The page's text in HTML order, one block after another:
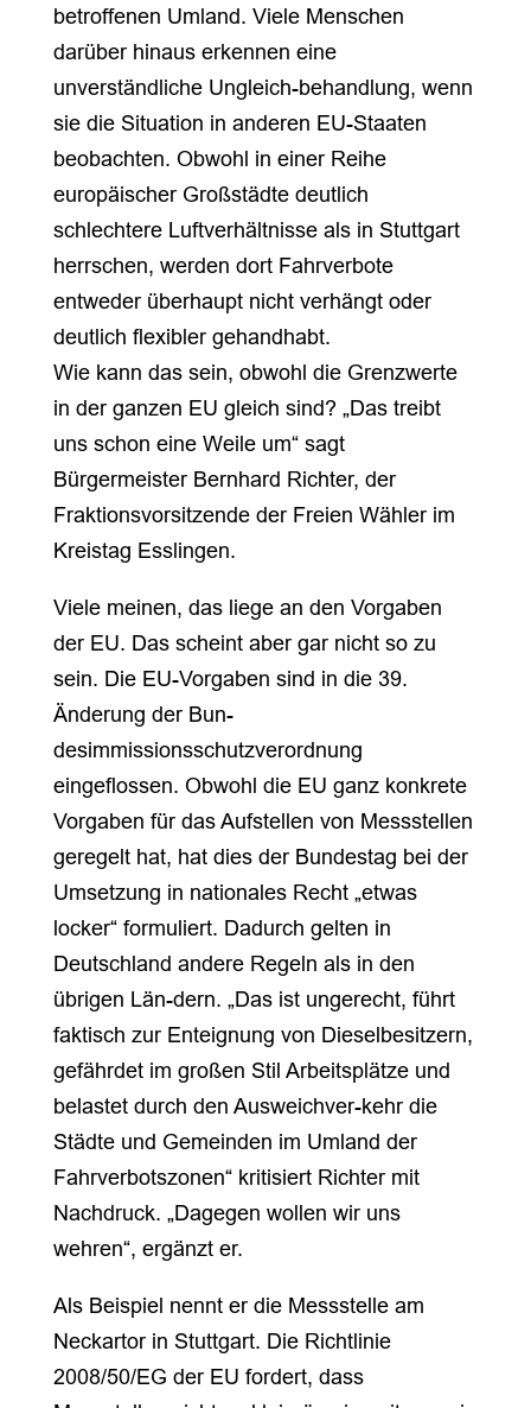
betroffenen Umland. Viele Menschen
darüber hinaus erkennen eine
unverständliche Ungleich-behandlung, wenn
sie die Situation in anderen EU-Staaten
beobachten. Obwohl in einer Reihe
europäischer Großstädte deutlich
schlechtere Luftverhältnisse als in Stuttgart
herrschen, werden dort Fahrverbote
entweder überhaupt nicht verhängt oder
deutlich flexibler gehandhabt.
Wie kann das sein, obwohl die Grenzwerte
in der ganzen EU gleich sind? „Das treibt
uns schon eine Weile um“ sagt
Bürgermeister Bernhard Richter, der
Fraktionsvorsitzende der Freien Wähler im
Kreistag Esslingen.
Viele meinen, das liege an den Vorgaben
der EU. Das scheint aber gar nicht so zu
sein. Die EU-Vorgaben sind in die 39.
Änderung der Bun-
desimmissionsschutzverordnung
eingeflossen. Obwohl die EU ganz konkrete
Vorgaben für das Aufstellen von Messstellen
geregelt hat, hat dies der Bundestag bei der
Umsetzung in nationales Recht „etwas
locker“ formuliert. Dadurch gelten in
Deutschland andere Regeln als in den
übrigen Län-dern. „Das ist ungerecht, führt
faktisch zur Enteignung von Dieselbesitzern,
gefährdet im großen Stil Arbeitsplätze und
belastet durch den Ausweichver-kehr die
Städte und Gemeinden im Umland der
Fahrverbotszonen“ kritisiert Richter mit
Nachdruck. „Dagegen wollen wir uns
wehren“, ergänzt er.
Als Beispiel nennt er die Messstelle am
Neckartor in Stuttgart. Die Richtlinie
2008/50/EG der EU fordert, dass